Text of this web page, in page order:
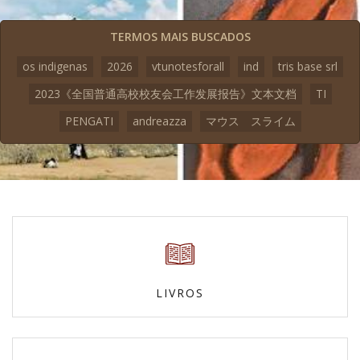
TERMOS MAIS BUSCADOS
os indigenas
2026 vtunotesforall ind
tris base srl
2023《全国普通高校校友会工作发展报告》文本文档
TI
PENGATI
andreazza マウス スライム
LIVROS